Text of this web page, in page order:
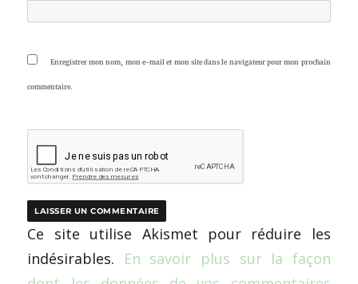
Enregistrer mon nom, mon e-mail et mon site dans le navigateur pour mon prochain
commentaire.
Ce site utilise Akismet pour réduire les
indésirables. En savoir plus sur la façon